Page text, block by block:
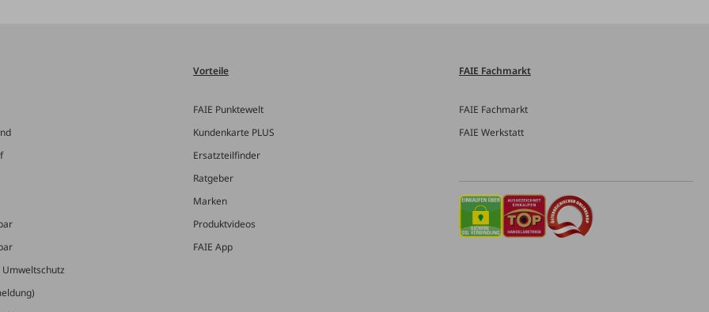
Vorteile
FAIE Punktewelt
Kundenkarte PLUS
Ersatzteilfinder
Ratgeber
Marken
Produktvideos
FAIE App
FAIE Fachmarkt
FAIE Fachmarkt
FAIE Werkstatt